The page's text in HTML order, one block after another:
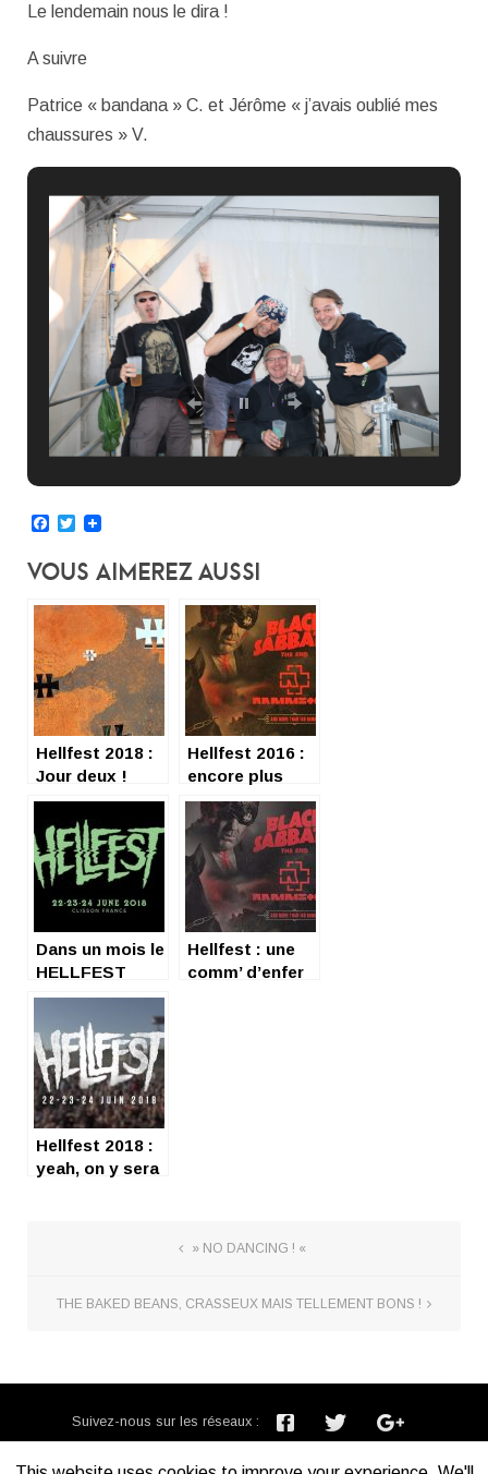
Le lendemain nous le dira !
A suivre
Patrice « bandana » C. et Jérôme « j’avais oublié mes
chaussures » V.
Facebook
Twitter
Vous Aimerez Aussi
Hellfest 2018 :
Jour deux !
Hellfest 2016 :
encore plus
fort !
Dans un mois le
HELLFEST
2018 !
Hellfest : une
comm’ d’enfer
Hellfest 2018 :
yeah, on y sera
» NO DANCING ! «
THE BAKED BEANS, CRASSEUX MAIS TELLEMENT BONS !
Suivez-nous sur les réseaux :